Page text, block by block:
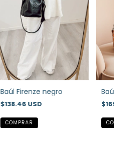
Baúl Firenze negro
$138.46 USD